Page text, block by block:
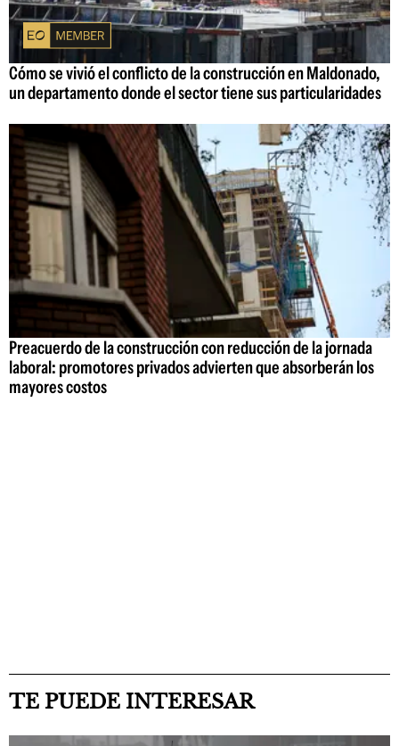
Cómo se vivió el conflicto de la construcción en Maldonado,
un departamento donde el sector tiene sus particularidades
Preacuerdo de la construcción con reducción de la jornada
laboral: promotores privados advierten que absorberán los
mayores costos
TE PUEDE INTERESAR